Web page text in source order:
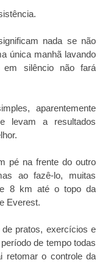
nada se não
única manhã lavando
em silêncio não fará
aparentemente
levam a resultados
pé na frente do outro
ao fazê-lo, muitas
8 km até o topo da
Everest.
pratos, exercícios e
de tempo todas
retomar o controle da